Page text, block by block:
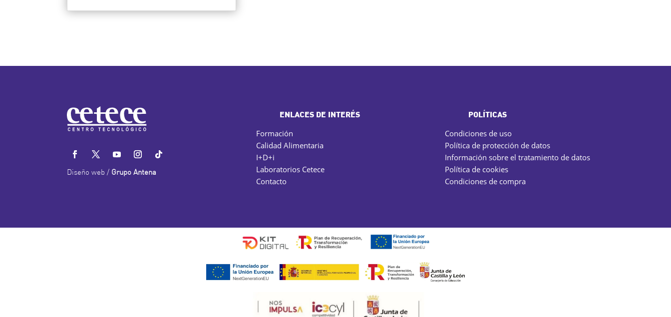
Diseño web / Grupo Antena
ENLACES DE INTERÉS
Formación
Calidad Alimentaria
I+D+i
Laboratorios Cetece
Contacto
POLÍTICAS
Condiciones de uso
Política de protección de datos
Información sobre el tratamiento de datos
Política de cookies
Condiciones de compra